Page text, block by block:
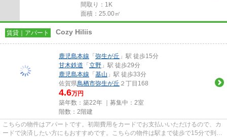
間取り：1K
面積：25.00㎡
賃貸｜アパート Cozy Hiliis
鹿児島本線 「弥生が丘 」駅 徒歩15分
甘木鉄道 「立野 」駅 徒歩29分
鹿児島本線 「基山 」駅 徒歩33分
佐賀県鳥栖市弥生が丘 ２丁目168
4.6万円
築年数：築22年 ｜募集中： 2室
階数：2階建
こちらの物件はアパートです。初期費用をカードでお支払いいただけるので、カ
ードで決済したい方にもおすすめです。こちらの物件は駅まで徒歩で15分で到着